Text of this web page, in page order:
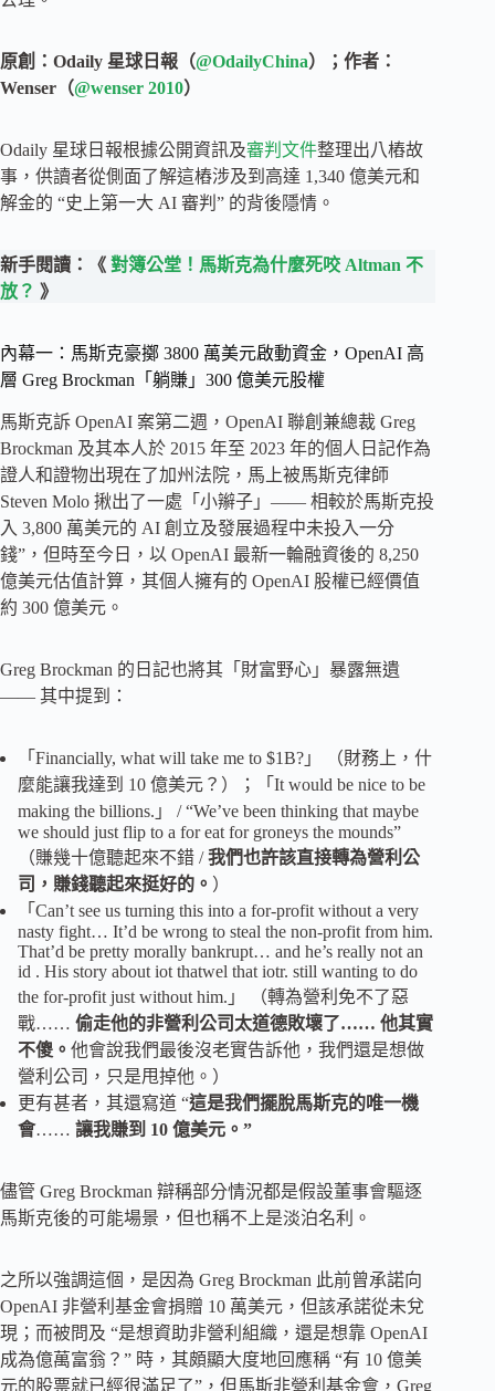
原創：Odaily 星球日報（@OdailyChina）；作者：
Wenser（@wenser 2010）
Odaily 星球日報根據公開資訊及審判文件整理出八樁故
事，供讀者從側面了解這樁涉及到高達 1,340 億美元和
解金的 “史上第一大 AI 審判” 的背後隱情。
新手閱讀：《 對簿公堂！馬斯克為什麼死咬 Altman 不
放？ 》
內幕一：馬斯克豪擲 3800 萬美元啟動資金，OpenAI 高
層 Greg Brockman「躺賺」300 億美元股權
馬斯克訴 OpenAI 案第二週，OpenAI 聯創兼總裁 Greg
Brockman 及其本人於 2015 年至 2023 年的個人日記作為
證人和證物出現在了加州法院，馬上被馬斯克律師
Steven Molo 揪出了一處「小辮子」—— 相較於馬斯克投
入 3,800 萬美元的 AI 創立及發展過程中未投入一分
錢”，但時至今日，以 OpenAI 最新一輪融資後的 8,250
億美元估值計算，其個人擁有的 OpenAI 股權已經價值
約 300 億美元。
Greg Brockman 的日記也將其「財富野心」暴露無遺
—— 其中提到：
「Financially, what will take me to $1B?」 （財務上，什
麼能讓我達到 10 億美元？）；「It would be nice to be
making the billions.」 / “We’ve been thinking that maybe
we should just flip to a for eat for groneys the mounds”
（賺幾十億聽起來不錯 /我們也許該直接轉為營利公
司，賺錢聽起來挺好的。 ）
「Can’t see us turning this into a for-profit without a very
nasty fight… It’d be wrong to steal the non-profit from him.
That’d be pretty morally bankrupt… and he’s really not an
id . His story about iot thatwel that iotr. still wanting to do
the for-profit just without him.」 （轉為營利免不了惡
戰…… 偷走他的非營利公司太道德敗壞了…… 他其實
不傻。 他會說我們最後沒老實告訴他，我們還是想做
營利公司，只是甩掉他。）
更有甚者，其還寫道 “這是我們擺脫馬斯克的唯一機
會…… 讓我賺到 10 億美元。”
儘管 Greg Brockman 辯稱部分情況都是假設董事會驅逐
馬斯克後的可能場景，但也稱不上是淡泊名利。
之所以強調這個，是因為 Greg Brockman 此前曾承諾向
OpenAI 非營利基金會捐贈 10 萬美元，但該承諾從未兌
現；而被問及 “是想資助非營利組織，還是想靠 OpenAI
成為億萬富翁？” 時，其頗顯大度地回應稱 “有 10 億美
元的股票就已經很滿足了”，但馬斯非營利基金會，Greg